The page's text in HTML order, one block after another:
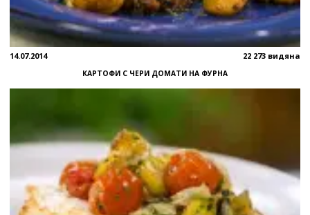
14.07.2014 22 273 видяна
КАРТОФИ С ЧЕРИ ДОМАТИ НА ФУРНА